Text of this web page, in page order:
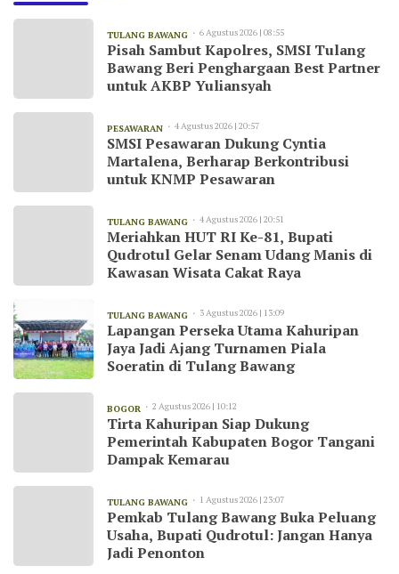
TULANG BAWANG 6 Agustus 2026 | 08:55
Pisah Sambut Kapolres, SMSI Tulang
Bawang Beri Penghargaan Best Partner
untuk AKBP Yuliansyah
PESAWARAN 4 Agustus 2026 | 20:57
SMSI Pesawaran Dukung Cyntia
Martalena, Berharap Berkontribusi
untuk KNMP Pesawaran
TULANG BAWANG 4 Agustus 2026 | 20:51
Meriahkan HUT RI Ke-81, Bupati
Qudrotul Gelar Senam Udang Manis di
Kawasan Wisata Cakat Raya
TULANG BAWANG 3 Agustus 2026 | 13:09
Lapangan Perseka Utama Kahuripan
Jaya Jadi Ajang Turnamen Piala
Soeratin di Tulang Bawang
BOGOR 2 Agustus 2026 | 10:12
Tirta Kahuripan Siap Dukung
Pemerintah Kabupaten Bogor Tangani
Dampak Kemarau
TULANG BAWANG 1 Agustus 2026 | 23:07
Pemkab Tulang Bawang Buka Peluang
Usaha, Bupati Qudrotul: Jangan Hanya
Jadi Penonton